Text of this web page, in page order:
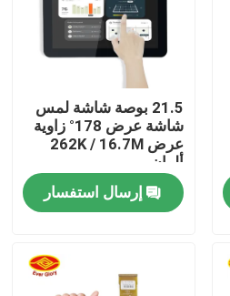
21.5 بوصة شاشة لمس
شاشة عرض 178° زاوية
عرض 262K / 16.7M
ألوان
إرسال استفسار